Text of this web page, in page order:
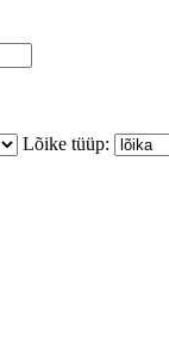
Lõike tüüp: